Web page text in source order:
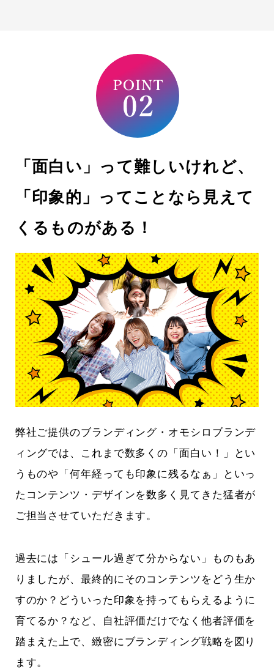
「面白い」って難しいけれど、
「印象的」ってことなら見えて
くるものがある！
弊社ご提供のブランディング・オモシロブランデ
ィングでは、これまで数多くの「面白い！」とい
うものや「何年経っても印象に残るなぁ」といっ
たコンテンツ・デザインを数多く見てきた猛者が
ご担当させていただきます。
過去には「シュール過ぎて分からない」ものもあ
りましたが、最終的にそのコンテンツをどう生か
すのか？どういった印象を持ってもらえるように
育てるか？など、自社評価だけでなく他者評価を
踏まえた上で、緻密にブランディング戦略を図り
ます。